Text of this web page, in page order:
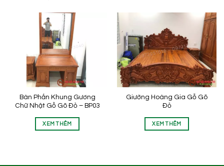
Bàn Phấn Khung Gương
Chữ Nhật Gỗ Gõ Đỏ – BP03
XEM THÊM
Giường Hoàng Gia Gỗ Gõ
Đỏ
XEM THÊM